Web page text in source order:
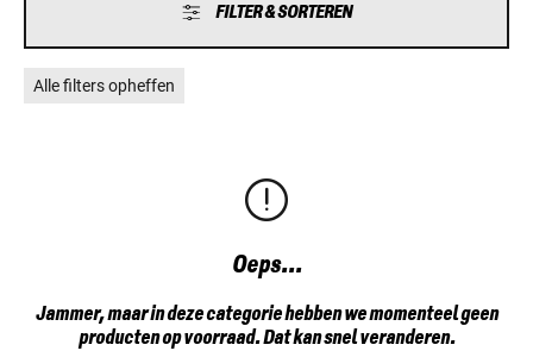
FILTER & SORTEREN
Alle filters opheffen
Oeps...
Jammer, maar in deze categorie hebben we momenteel geen
producten op voorraad. Dat kan snel veranderen.